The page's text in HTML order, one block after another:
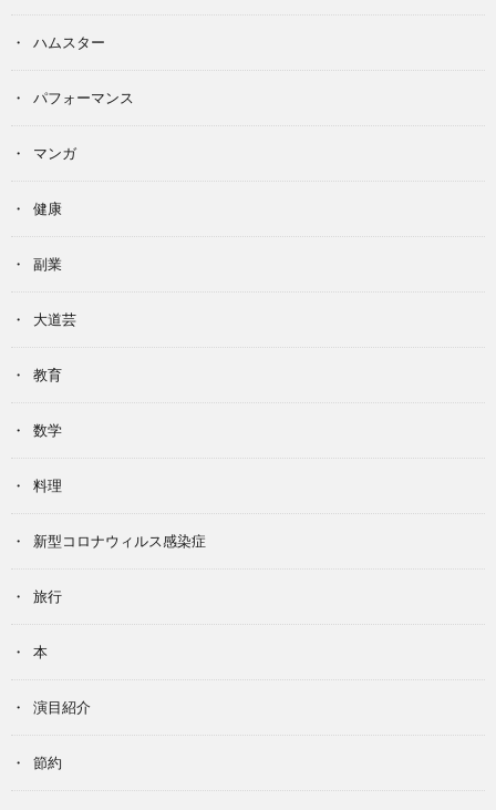
ハムスター
パフォーマンス
マンガ
健康
副業
大道芸
教育
数学
料理
新型コロナウィルス感染症
旅行
本
演目紹介
節約